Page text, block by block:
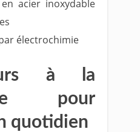
acier inoxydable
électrochimie
à la
pour
quotidien